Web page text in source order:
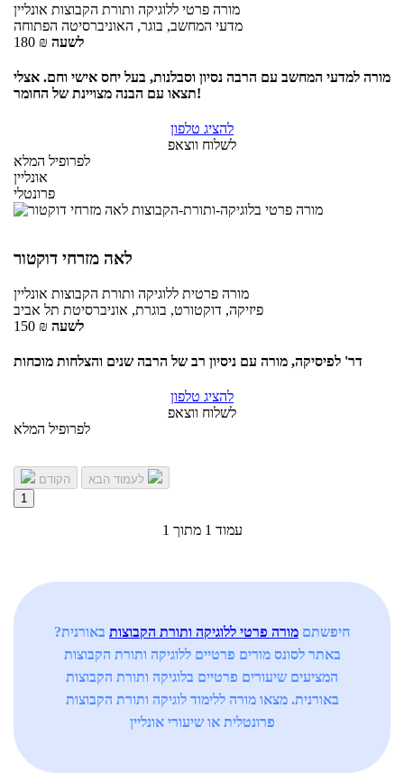
מורה פרטי ללוגיקה ותורת הקבוצות אונליין
מדעי המחשב, בוגר, האוניברסיטה הפתוחה
180 ₪ לשעה
מורה למדעי המחשב עם הרבה נסיון וסבלנות, בעל יחס אישי וחם. אצלי
תצאו עם הבנה מצויינת של החומר!
להציג טלפון
לשלוח ווצאפ
לפרופיל המלא
אונליין
פרונטלי
לאה מזרחי דוקטור
מורה פרטית ללוגיקה ותורת הקבוצות אונליין
פיזיקה, דוקטורט, בוגרת, אוניברסיטת תל אביב
150 ₪ לשעה
דר' לפיסיקה, מורה עם ניסיון רב של הרבה שנים והצלחות מוכחות
להציג טלפון
לשלוח ווצאפ
לפרופיל המלא
הקודם
1
עמוד 1 מתוך 1
חיפשתם מורה פרטי ללוגיקה ותורת הקבוצות באורנית?
באתר לסונס מורים פרטיים ללוגיקה ותורת הקבוצות
המציעים שיעורים פרטיים בלוגיקה ותורת הקבוצות
באורנית. מצאו מורה ללימוד לוגיקה ותורת הקבוצות
פרונטלית או שיעורי אונליין